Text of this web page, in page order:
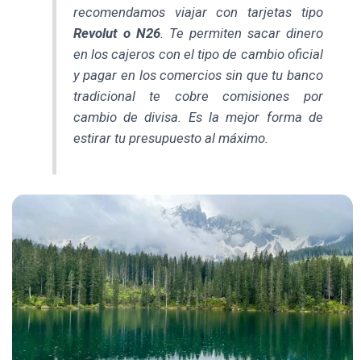
recomendamos viajar con tarjetas tipo
Revolut o N26. Te permiten sacar dinero
en los cajeros con el tipo de cambio oficial
y pagar en los comercios sin que tu banco
tradicional te cobre comisiones por
cambio de divisa. Es la mejor forma de
estirar tu presupuesto al máximo.